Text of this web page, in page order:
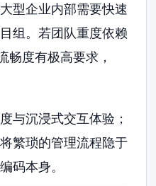
型企业内部需要快速
组。若团队重度依赖
度有极高要求，
与沉浸式交互体验；
繁琐的管理流程隐于
码本身。